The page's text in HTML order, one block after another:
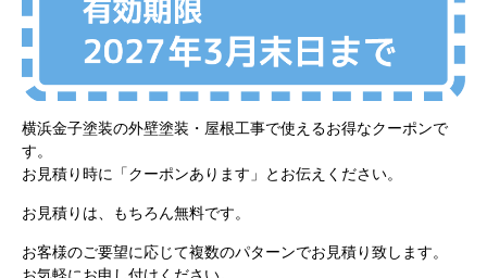
横浜金子塗装の外壁塗装・屋根工事で使えるお得なクーポンで
す。
お見積り時に「クーポンあります」とお伝えください。
お見積りは、もちろん無料です。
お客様のご要望に応じて複数のパターンでお見積り致します。
お気軽にお申し付けください。